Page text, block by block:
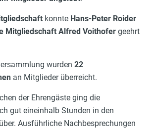
konnte Hans-Peter Roider
Mitgliedschaft Alfred Voithofer geehrt
wurden 22
an Mitglieder überreicht.
der Ehrengäste ging die
gut eineinhalb Stunden in den
Ausführliche Nachbesprechungen